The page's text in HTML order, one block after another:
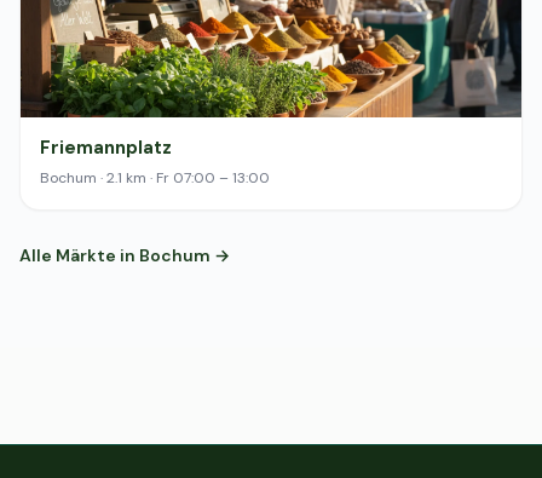
Friemannplatz
Bochum · 2.1 km · Fr 07:00 – 13:00
Alle Märkte in Bochum →